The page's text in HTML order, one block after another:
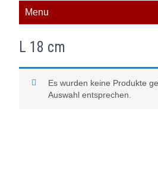
Menu
L 18 cm
Es wurden keine Produkte
Auswahl entsprechen.